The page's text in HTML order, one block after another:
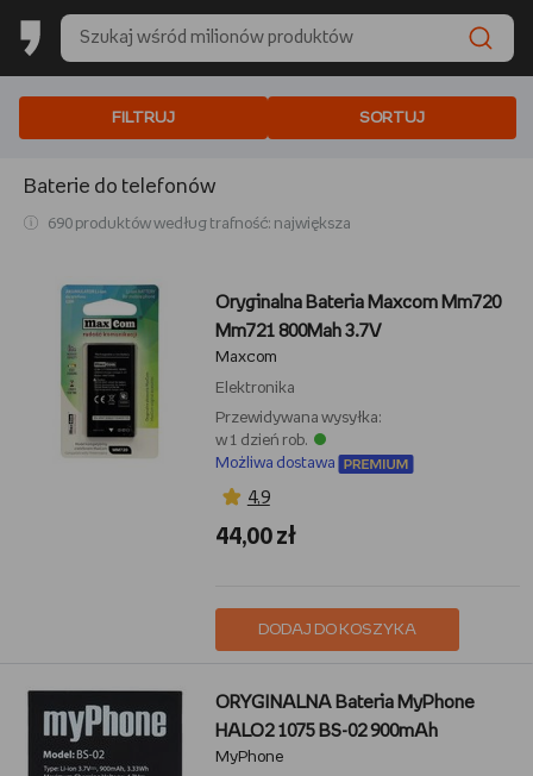
FILTRUJ SORTUJ
Baterie do telefonów
690 produktów według trafność: największa
Oryginalna Bateria Maxcom Mm720
Mm721 800Mah 3.7V
Maxcom
Elektronika
Przewidywana wysyłka:
w 1 dzień rob.
Możliwa dostawa
4,9
44,00 zł
DODAJ DO KOSZYKA
ORYGINALNA Bateria MyPhone
HALO2 1075 BS-02 900mAh
MyPhone